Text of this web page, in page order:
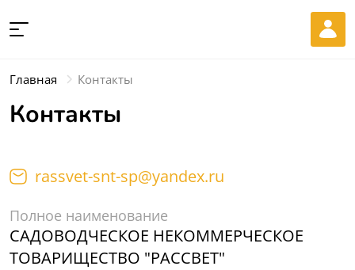
Главная Контакты
Контакты
rassvet-snt-sp@yandex.ru
Полное наименование
САДОВОДЧЕСКОЕ НЕКОММЕРЧЕСКОЕ
ТОВАРИЩЕСТВО "РАССВЕТ"